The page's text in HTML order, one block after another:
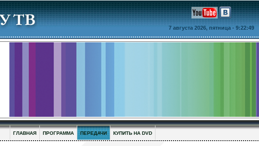
7 августа 2026, пятница - 9:22:49
ГЛАВНАЯ ПРОГРАММА ПЕРЕДАЧИ КУПИТЬ НА DVD